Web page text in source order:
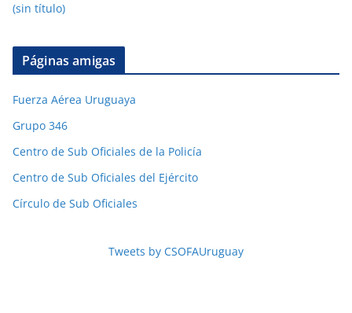
(sin título)
Páginas amigas
Fuerza Aérea Uruguaya
Grupo 346
Centro de Sub Oficiales de la Policía
Centro de Sub Oficiales del Ejército
Círculo de Sub Oficiales
Tweets by CSOFAUruguay